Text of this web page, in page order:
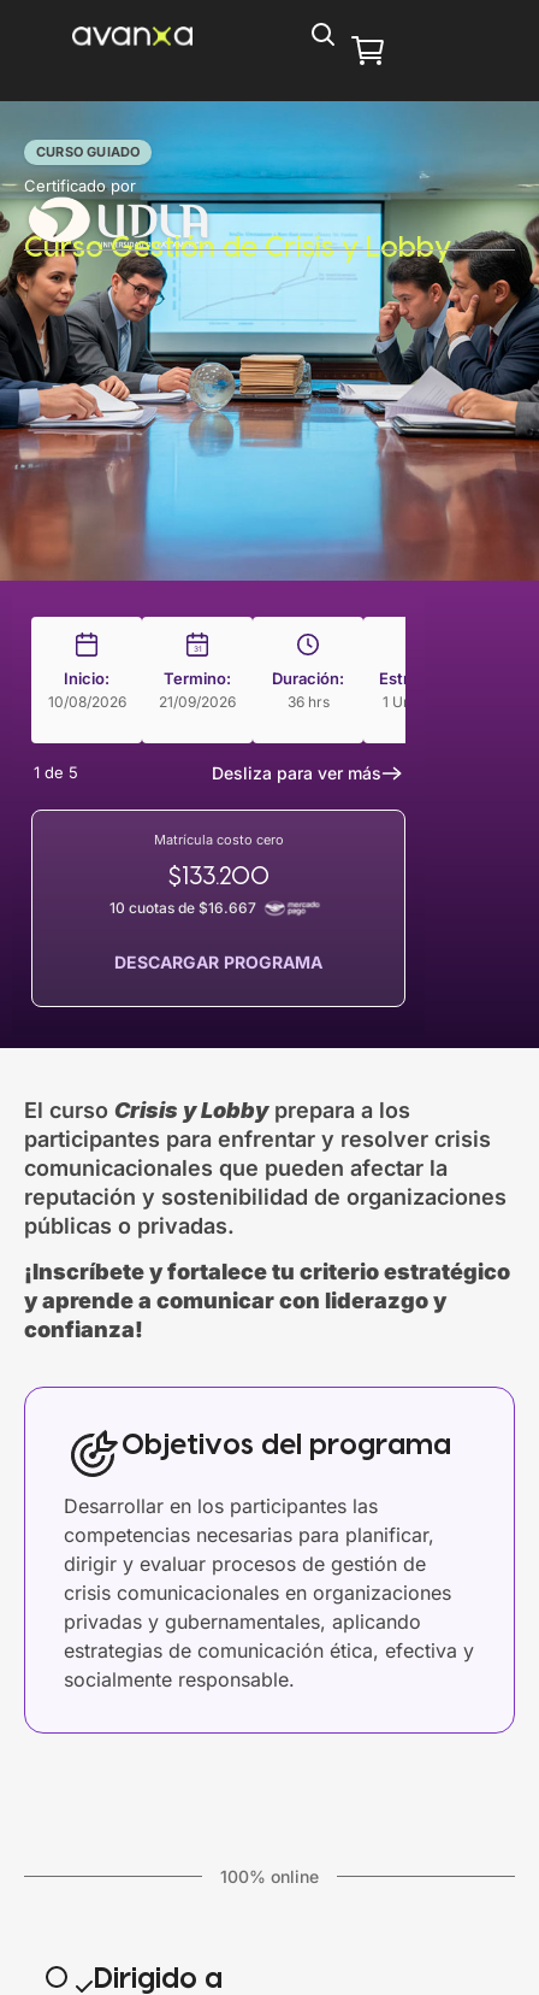
CURSO GUIADO
Certificado por
Curso Gestión de Crisis y Lobby
Inicio:
10/08/2026
31
Termino:
21/09/2026
Duración:
36 hrs
Estructura
1 Unidades
1 de 5 Desliza para ver más
Matrícula costo cero
$133.200
10 cuotas de $16.667
DESCARGAR PROGRAMA
El curso Crisis y Lobbyprepara a los
participantes para enfrentar y resolver crisis
comunicacionales que pueden afectar la
reputación y sostenibilidad de organizaciones
públicas o privadas.
¡Inscríbete y fortalece tu criterio estratégico
y aprende a comunicar con liderazgo y
confianza!
Objetivos del programa
Desarrollar en los participantes las
competencias necesarias para planificar,
dirigir y evaluar procesos de gestión de
crisis comunicacionales en organizaciones
privadas y gubernamentales, aplicando
estrategias de comunicación ética, efectiva y
socialmente responsable.
100% online
Dirigido a